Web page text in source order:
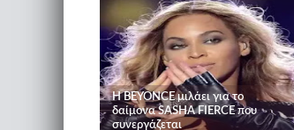
Η BEYONCE μιλάει για το
δαίμονα SASHA FIERCE που
συνεργάζεται